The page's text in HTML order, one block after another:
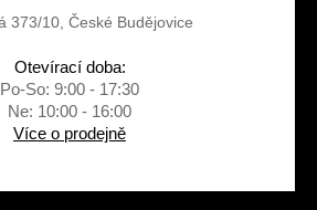
373/10, České Budějovice
Otevírací doba:
Po-So: 9:00 - 17:30
Ne: 10:00 - 16:00
Více o prodejně